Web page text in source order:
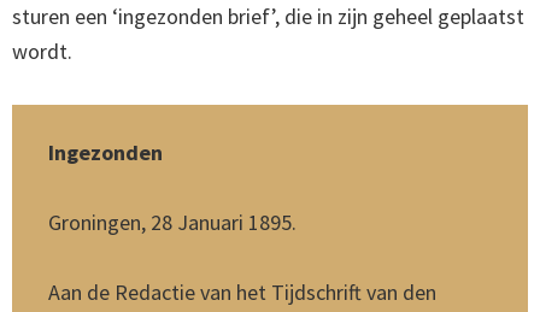
sturen een ‘ingezonden brief’, die in zijn geheel geplaatst
wordt.
Ingezonden
Groningen, 28 Januari 1895.
Aan de Redactie van het Tijdschrift van den